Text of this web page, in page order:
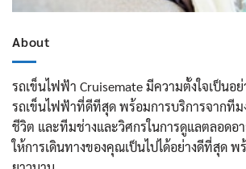
About
รถเข็นไฟฟ้า Cruisemate มีความตั้งใจเป็นอ
รถเข็นไฟฟ้าที่ดีทีสุด พร้อมการบริการจากที
ชีวิต และทีมช่างและวิศกรในการดูแลตลอดอ
ให้การเดินทางของคุณเป็นไปได้อย่างดีที่สุด